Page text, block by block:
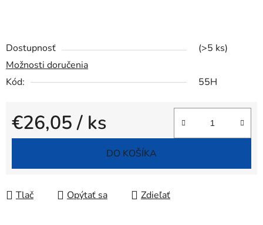
Dostupnosť
(>5 ks)
Možnosti doručenia
Kód:
55H
€26,05/ ks
Jednotková cena:
DO KOŠÍKA
Tlač Opýtať sa Zdieľať